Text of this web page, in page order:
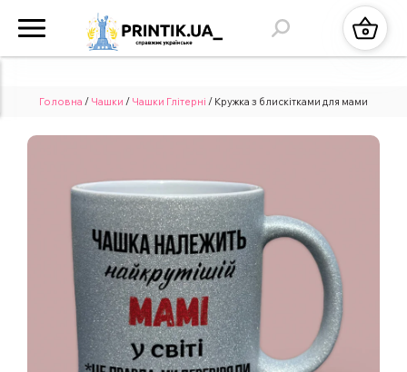
Головна / Чашки / Чашки Глітерні / Кружка з блискітками для мами